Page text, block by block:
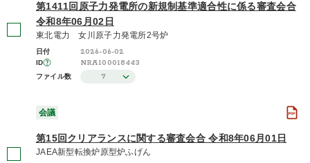
第1411回原子力発電所の新規制基準適合性に係る審査会合
令和8年06月02日
東北電力 女川原子力発電所2号炉
日付 2026-06-02
ID NRA100018443
ファイル数 7
会議
第15回クリアランスに関する審査会合 令和8年06月01日
JAEA新型転換炉原型炉ふげん